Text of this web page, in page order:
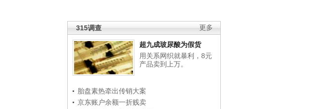
更多
315调查
超九成玻尿酸为假货
用关系网织就暴利，8元
产品卖到上万。
胎盘素热牵出传销大案
京东账户余额一折贱卖